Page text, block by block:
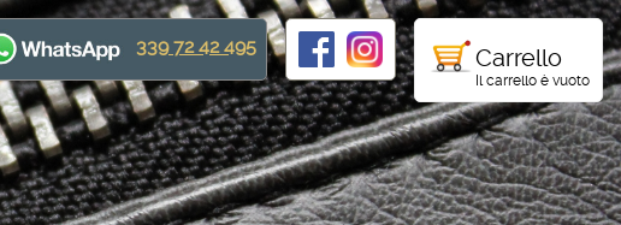
Carrello
Il carrello è vuoto
339 72 42 495